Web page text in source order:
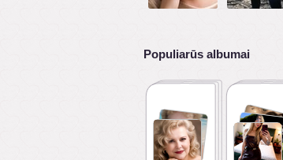
Populiarūs albumai